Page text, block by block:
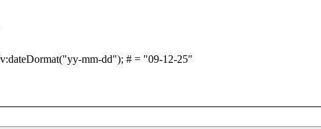
mm-dd"); # = "09-12-25"